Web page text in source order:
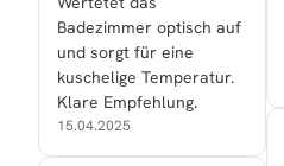
Badezimmer optisch auf
und sorgt für eine
kuschelige Temperatur.
Klare Empfehlung.
15.04.2025